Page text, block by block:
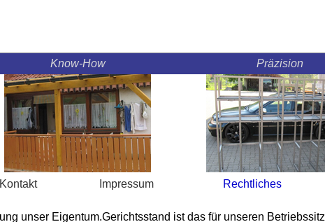
Know-How Präzision
Kontakt Impressum Rechtliches
unser Eigentum.Gerichtsstand ist das für unseren Betriebssitz